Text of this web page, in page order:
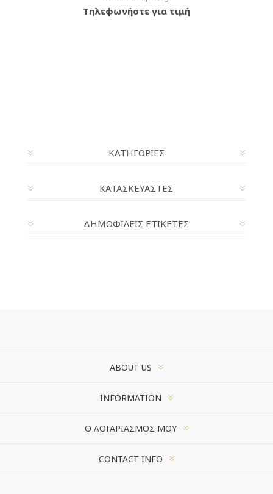
Τηλεφωνήστε για τιμή
ΚΑΤΗΓΟΡΊΕΣ
ΚΑΤΑΣΚΕΥΑΣΤΈΣ
ΔΗΜΟΦΙΛΕΙΣ ΕΤΙΚΕΤΕΣ
ABOUT US
INFORMATION
Ο ΛΟΓΑΡΙΑΣΜΌΣ ΜΟΥ
CONTACT INFO